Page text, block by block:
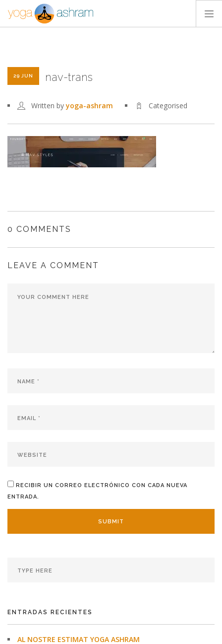
BLOG
29 JUN nav-trans
Written byyoga-ashram Categorised
0 COMMENTS
LEAVE A COMMENT
RECIBIR UN CORREO ELECTRÓNICO CON CADA NUEVA
ENTRADA.
ENTRADAS RECIENTES
AL NOSTRE ESTIMAT YOGA ASHRAM